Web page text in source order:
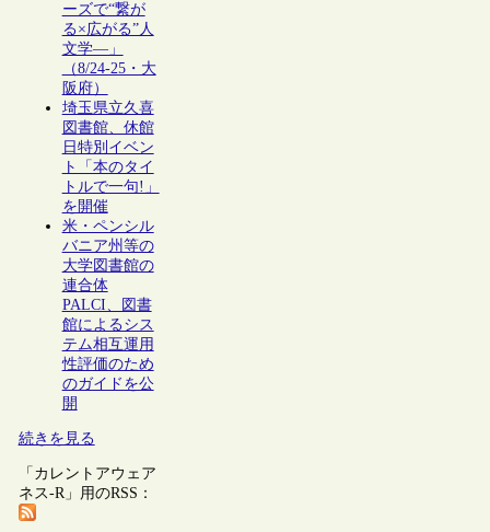
ーズで“繋が
る×広がる”人
文学―」
（8/24-25・大
阪府）
埼玉県立久喜
図書館、休館
日特別イベン
ト「本のタイ
トルで一句!」
を開催
米・ペンシル
バニア州等の
大学図書館の
連合体
PALCI、図書
館によるシス
テム相互運用
性評価のため
のガイドを公
開
続きを見る
「カレントアウェア
ネス-R」用のRSS：